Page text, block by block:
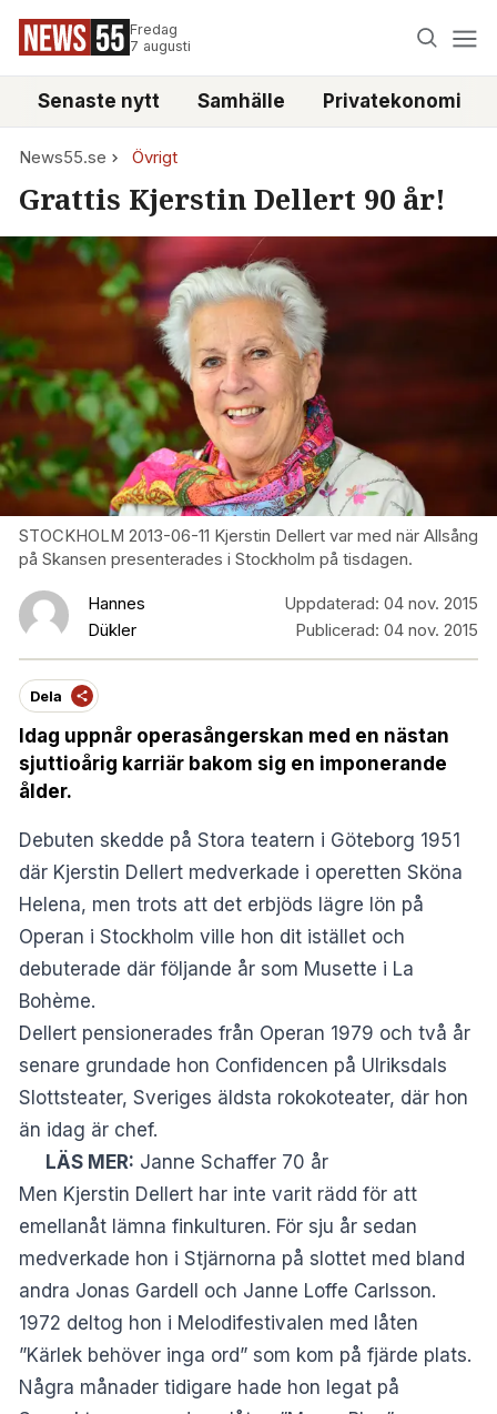
Fredag
7 augusti
Senaste nytt Samhälle Privatekonomi
News55.se Övrigt
Grattis Kjerstin Dellert 90 år!
STOCKHOLM 2013-06-11 Kjerstin Dellert var med när Allsång
på Skansen presenterades i Stockholm på tisdagen.
Hannes
Dükler
Uppdaterad: 04 nov. 2015
Publicerad: 04 nov. 2015
Dela
Idag uppnår operasångerskan med en nästan
sjuttioårig karriär bakom sig en imponerande
ålder.
Debuten skedde på Stora teatern i Göteborg 1951
där Kjerstin Dellert medverkade i operetten Sköna
Helena, men trots att det erbjöds lägre lön på
Operan i Stockholm ville hon dit istället och
debuterade där följande år som Musette i La
Bohème.
Dellert pensionerades från Operan 1979 och två år
senare grundade hon Confidencen på Ulriksdals
Slottsteater, Sveriges äldsta rokokoteater, där hon
än idag är chef.
LÄS MER: Janne Schaffer 70 år
Men Kjerstin Dellert har inte varit rädd för att
emellanåt lämna finkulturen. För sju år sedan
medverkade hon i Stjärnorna på slottet med bland
andra Jonas Gardell och Janne Loffe Carlsson.
1972 deltog hon i Melodifestivalen med låten
”Kärlek behöver inga ord” som kom på fjärde plats.
Några månader tidigare hade hon legat på